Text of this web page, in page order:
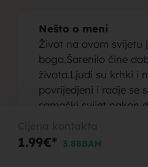
Nešto o meni
Život na ovom svijetu
boga.Šarenilo čine
života.Ljudi su krhki i
povrijedjeni i radje se
samački svijet nakon
života umjesto da
jači i spremniji i
još gotovo.Čovjek i
1.99€* 3.88BAM
za